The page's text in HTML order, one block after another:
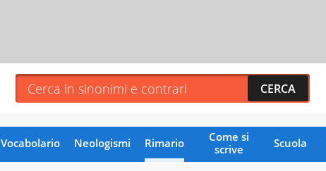
Vocabolario Neologismi Rimario
Come si
scrive
Scuola